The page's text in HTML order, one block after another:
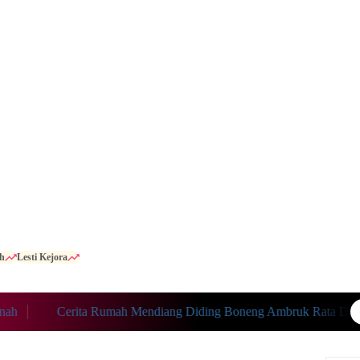
Lesti Kejora
Cerita Rumah Mendiang Diding Boneng Ambruk Rata Dengan